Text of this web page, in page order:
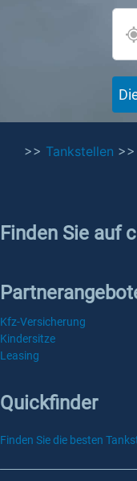
>> Tankstellen >>
Finden Sie auf
Kfz-Versicherung
Kindersitze
Leasing
Quickfinder
Finden Sie die besten